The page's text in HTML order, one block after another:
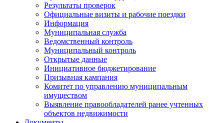
Результаты проверок
Официальные визиты и рабочие поездки
Информация
Муниципальная служба
Ведомственный контроль
Муниципальный контроль
Открытые данные
Инициативное бюджетирование
Призывная кампания
Комитет по управлению муниципальным
имуществом
Выявление правообладателей ранее учтенных
объектов недвижимости